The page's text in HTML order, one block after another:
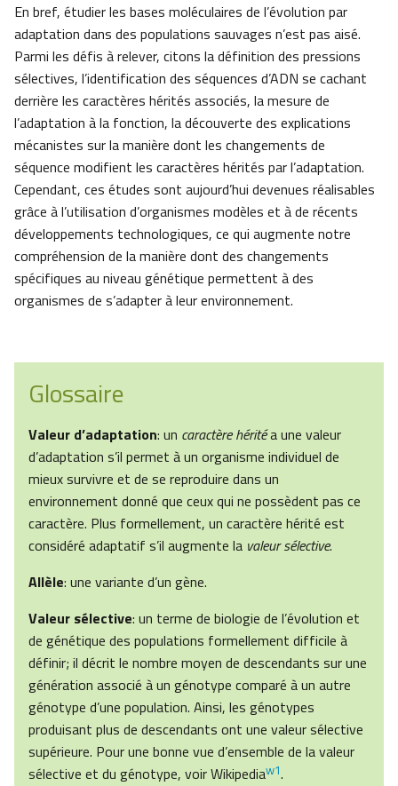
En bref, étudier les bases moléculaires de l’évolution par
adaptation dans des populations sauvages n’est pas aisé.
Parmi les défis à relever, citons la définition des pressions
sélectives, l’identification des séquences d’ADN se cachant
derrière les caractères hérités associés, la mesure de
l’adaptation à la fonction, la découverte des explications
mécanistes sur la manière dont les changements de
séquence modifient les caractères hérités par l’adaptation.
Cependant, ces études sont aujourd’hui devenues réalisables
grâce à l’utilisation d’organismes modèles et à de récents
développements technologiques, ce qui augmente notre
compréhension de la manière dont des changements
spécifiques au niveau génétique permettent à des
organismes de s’adapter à leur environnement.
Glossaire
Valeur d’adaptation: un caractère héritéa une valeur
d’adaptation s’il permet à un organisme individuel de
mieux survivre et de se reproduire dans un
environnement donné que ceux qui ne possèdent pas ce
caractère. Plus formellement, un caractère hérité est
considéré adaptatif s’il augmente la valeur sélective.
Allèle: une variante d’un gène.
Valeur sélective: un terme de biologie de l’évolution et
de génétique des populations formellement difficile à
définir; il décrit le nombre moyen de descendants sur une
génération associé à un génotype comparé à un autre
génotype d’une population. Ainsi, les génotypes
produisant plus de descendants ont une valeur sélective
supérieure. Pour une bonne vue d’ensemble de la valeur
sélective et du génotype, voir Wikipediaw1.